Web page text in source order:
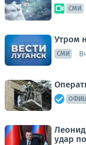
СМИ
Утром
СМИ
удар